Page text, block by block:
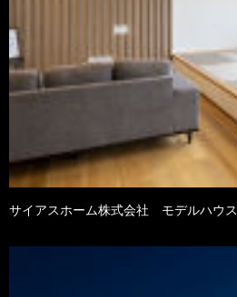
サイアスホーム株式会社 モデルハウス